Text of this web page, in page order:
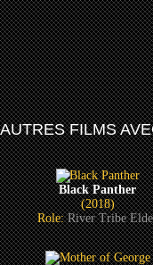
AUTRES FILMS
Black Panther
(2018)
Role:River Tribe